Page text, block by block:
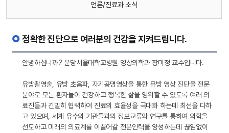
언론/진료과 소식
정확한 진단으로 여러분의 건강을 지켜드립니다.
안녕하십니까? 분당서울대학교병원 영상의학과 장미정 교수입니다.
유방촬영술, 유방 초음파, 자기공명영상을 통한 유방 영상 진단을 전문
분야로 모든 환자들이 건강하고 행복한 삶을 영위할 수 있도록 여러 의
료진들과 긴밀히 협력하여 진료의 효율성을 극대화 하는데 최선을 다하
고 있으며, 세계 유수의 기관들과의 정보교류와 연구를 통하여 의학을
선도하고 미래의 의료계를 이끌어갈 전문인력을 양성하는데 끊임없이